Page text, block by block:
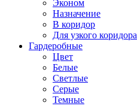
Эконом
Назначение
В коридор
Для узкого коридора
Гардеробные
Цвет
Белые
Светлые
Серые
Темные